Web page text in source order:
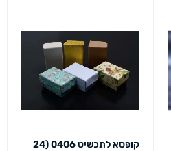
קופסא לתכשיט 0406 (24